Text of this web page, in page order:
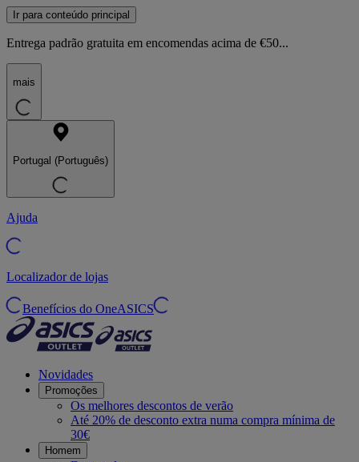
Ir para conteúdo principal
Entrega padrão gratuita em encomendas acima de €50...
mais
Portugal (Português)
Ajuda
Localizador de lojas
Benefícios do OneASICS
Novidades
Promoções
Os melhores descontos de verão
Até 20% de desconto extra numa compra mínima de
30€
Homem